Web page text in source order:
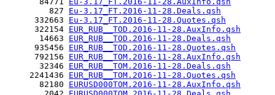
         827
Eu-3.17_FT.2016-11-28.Deals.qsh
      332663
Eu-3.17_FT.2016-11-28.Quotes.qsh
      322154
EUR_RUB__TOD.2016-11-28.AuxInfo.qsh
       14663
EUR_RUB__TOD.2016-11-28.Deals.qsh
      935456
EUR_RUB__TOD.2016-11-28.Quotes.qsh
      792156
EUR_RUB__TOM.2016-11-28.AuxInfo.qsh
       32346
EUR_RUB__TOM.2016-11-28.Deals.qsh
     2241436
EUR_RUB__TOM.2016-11-28.Quotes.qsh
       82180
EURUSD000TOM.2016-11-28.AuxInfo.qsh